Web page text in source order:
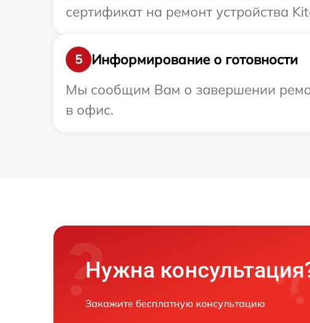
сертификат на ремонт устройства
5
Информирование о готовности
Мы сообщим Вам о завершении
в офис.
Нужна
Закажите бесплатную консультацию